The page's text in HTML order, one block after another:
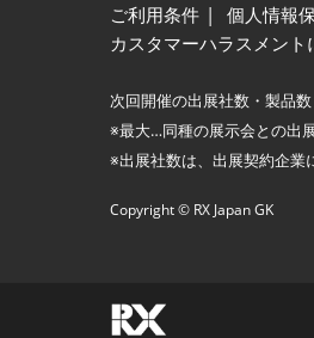
ご利用条件 個人情報
カスタマーハラスメン
次回開催の出展社数・製品
※最大…同種の展示会との出
※出展社数は、出展契約企業
Copyright © RX Japan GK